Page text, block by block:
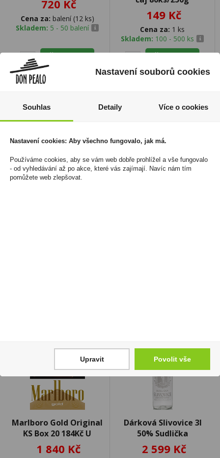
720 Kč
Cena za: balení (12 ks)
Skladem: 5 - 50 balení
149 Kč
Cena za: 1 ks
Skladem: 100 - 500 ks
sleva -13%
Marlboro Gold Original
KS Box 20 184Kč U
1 840 Kč
Dárková Slivovice 3l
50% Sudlička
2 599 Kč
Nastavení souborů cookies
Souhlas Detaily Více o cookies
Nastavení cookies: Aby všechno fungovalo, jak má.
Používáme cookies, aby se vám web dobře prohlížel a vše fungovalo
- od vyhledávání až po akce, které vás zajímají. Navíc nám tím
pomůžete web zlepšovat.
Upravit Povolit vše